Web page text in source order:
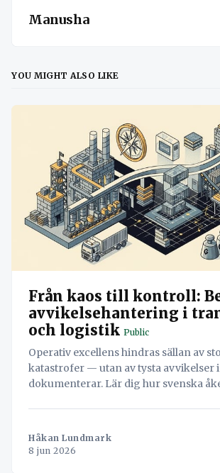
Manusha
YOU MIGHT ALSO LIKE
Från kaos till kontroll:
avvikelsehantering i
och logistik Public
Operativ excellens hindras sällan av
katastrofer — utan av tysta avvikelser
dokumenterar. Lär dig hur svenska
direkt i arbetsflödet.
Håkan Lundmark
8 jun 2026